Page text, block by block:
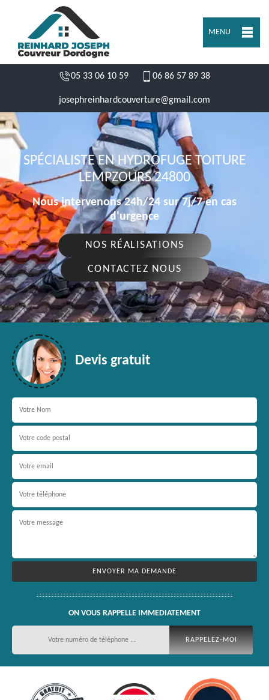
MENU
05 33 06 10 59 06 86 57 89 38
josephreinhardcouverture@gmail.com
SPÉCIALISTE EN HYDROFUGE TOITURE
LEMPZOURS 24800
Nous intervenons 24h/24 sur 7j/7 en cas
d'urgence
NOS RÉALISATIONS
CONTACTEZ NOUS
Devis gratuit
ON VOUS RAPPELLE IMMEDIATEMENT